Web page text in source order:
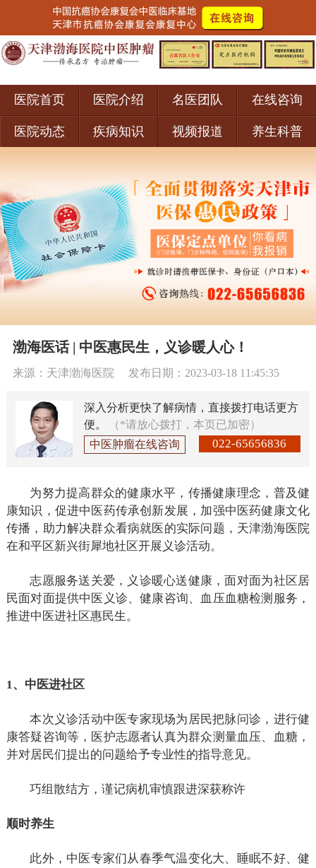
医院首页 医院介绍 名医团队 在线咨询
医院动态 疾病知识 视频报道 养生科普
渤海医话 | 中医惠民生，义诊暖人心！
来源：天津渤海医院 发布日期：2023-03-18 11:45:35
深入分析更快了解病情，直接拨打电话更方
便。
（*请放心拨打，本页已加密）
中医肿瘤在线咨询
022-65656836
为努力提高群众的健康水平，传播健康理念，普及健
康知识，促进中医药传承创新发展，加强中医药健康文化
传播，助力解决群众看病就医的实际问题，天津渤海医院
在和平区新兴街犀地社区开展义诊活动。
志愿服务送关爱，义诊暖心送健康，面对面为社区居
民面对面提供中医义诊、健康咨询、血压血糖检测服务，
推进中医进社区惠民生。
1、中医进社区
本次义诊活动中医专家现场为居民把脉问诊，进行健
康答疑咨询等，医护志愿者认真为群众测量血压、血糖，
并对居民们提出的问题给予专业性的指导意见。
巧组散结方，谨记病机审慎跟进深获称许
顺时养生
此外，中医专家们从春季气温变化大、睡眠不好、健